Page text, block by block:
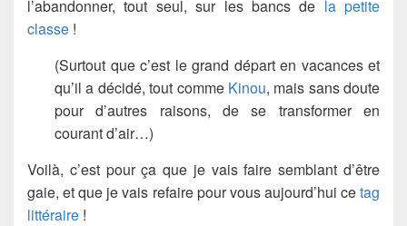
l’abandonner, tout seul, sur les bancs de la petite
classe !
(Surtout que c’est le grand départ en vacances et
qu’il a décidé, tout comme Kinou, mais sans doute
pour d’autres raisons, de se transformer en
courant d’air…)
Voilà, c’est pour ça que je vais faire semblant d’être
gaie, et que je vais refaire pour vous aujourd’hui cetag
littéraire !